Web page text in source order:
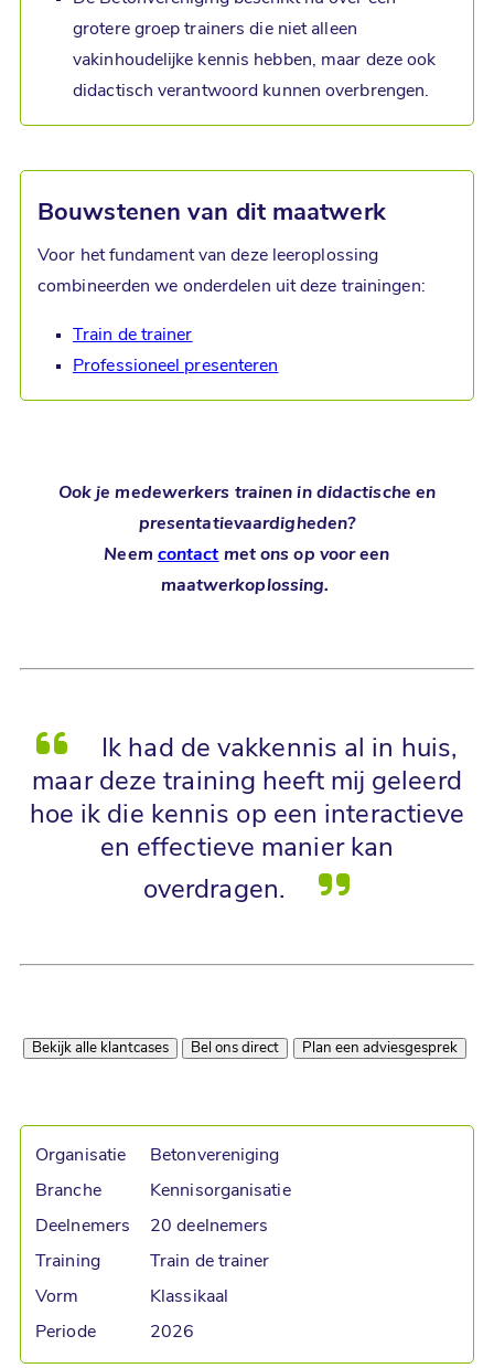
grotere groep trainers die niet alleen
vakinhoudelijke kennis hebben, maar deze ook
didactisch verantwoord kunnen overbrengen.
Bouwstenen van dit maatwerk
Voor het fundament van deze leeroplossing
combineerden we onderdelen uit deze trainingen:
Train de trainer
Professioneel presenteren
Ook je medewerkers trainen in didactische en
presentatievaardigheden?
Neem contact met ons op voor een
maatwerkoplossing.
Ik had de vakkennis al in huis,
maar deze training heeft mij geleerd
hoe ik die kennis op een interactieve
en effectieve manier kan
overdragen.
Bekijk alle klantcases Bel ons direct Plan een adviesgesprek
Organisatie
Betonvereniging
Branche
Kennisorganisatie
Deelnemers
20 deelnemers
Training
Train de trainer
Vorm
Klassikaal
Periode
2026